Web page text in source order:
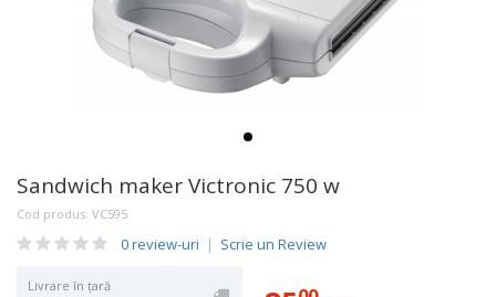
Sandwich maker Victronic 750 w
Cod produs: VC595
0 review-uri | Scrie un Review
Livrare în țară